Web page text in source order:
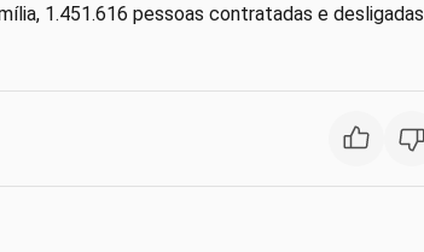
1.451.616 pessoas contratadas e desligadas